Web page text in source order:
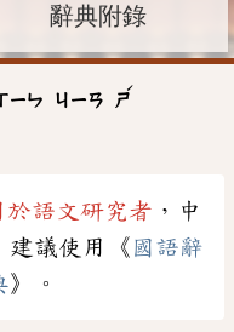
辭典附錄
ㄧㄣ ㄐㄧㄢ ㄕ
ˊ
於語文研究者 ，中
建議使用《 國語辭
》。